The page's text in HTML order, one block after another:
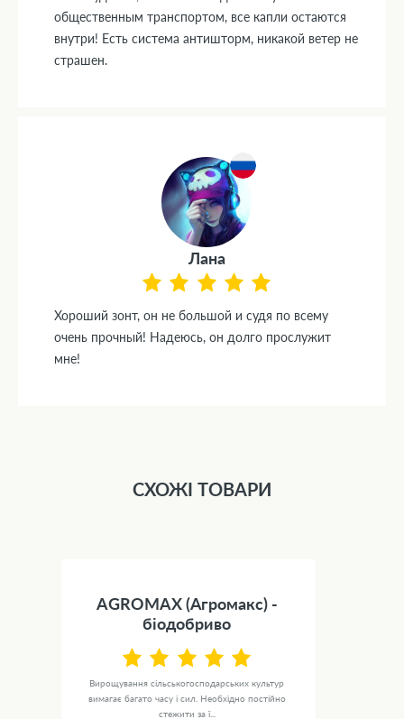
общественным транспортом, все капли остаются
внутри! Есть система антишторм, никакой ветер не
страшен.
Лана
Хороший зонт, он не большой и судя по всему
очень прочный! Надеюсь, он долго прослужит
мне!
СХОЖІ ТОВАРИ
AGROMAX (Агромакс) -
біодобриво
Вирощування сільськогосподарських культур
вимагає багато часу і сил. Необхідно постійно
стежити за ї...